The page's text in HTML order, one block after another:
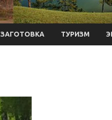
ЗАГОТОВКА ТУРИЗМ